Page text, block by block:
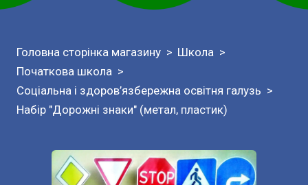
Головна сторінка магазину
Школа
Початкова школа
Соціальна і здоров’язбережна освітня галузь
Набір "Дорожні знаки" (метал, пластик)